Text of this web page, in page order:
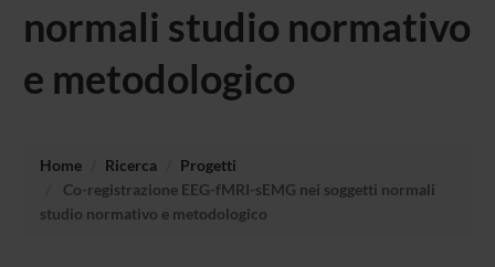
normali studio normativo
e metodologico
Home Ricerca
Progetti
Co-registrazione EEG-fMRI-sEMG nei soggetti normali
studio normativo e metodologico